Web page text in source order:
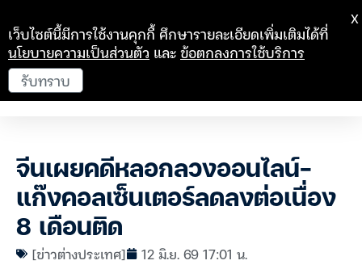
จีนเผยคดีหลอกลวงออนไลน์–
แก๊งคอลเซ็นเตอร์ลดลงต่อเนื่อง
8 เดือนติด
[ข่าวต่างประเทศ] 12 มิ.ย. 69 17:01 น.
เว็บไซต์นี้มีการใช้งานคุกกี้ ศึกษารายละเอียดเพิ่มเติมได้ที่
นโยบายความเป็นส่วนตัว และข้อตกลงการใช้บริการ
รับทราบ
X